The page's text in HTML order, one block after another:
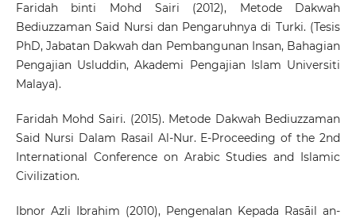
Faridah binti Mohd Sairi (2012), Metode Dakwah
Bediuzzaman Said Nursi dan Pengaruhnya di Turki. (Tesis
PhD, Jabatan Dakwah dan Pembangunan Insan, Bahagian
Pengajian Usluddin, Akademi Pengajian Islam Universiti
Malaya).
Faridah Mohd Sairi. (2015). Metode Dakwah Bediuzzaman
Said Nursi Dalam Rasail Al-Nur. E-Proceeding of the 2nd
International Conference on Arabic Studies and Islamic
Civilization.
Ibnor Azli Ibrahim (2010), Pengenalan Kepada Rasāil an-